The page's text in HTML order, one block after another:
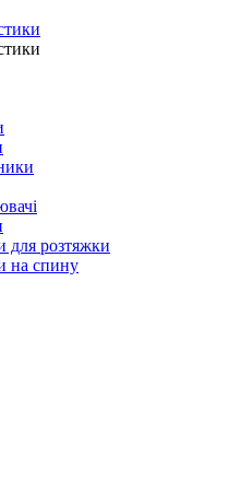
розтяжки
на спину